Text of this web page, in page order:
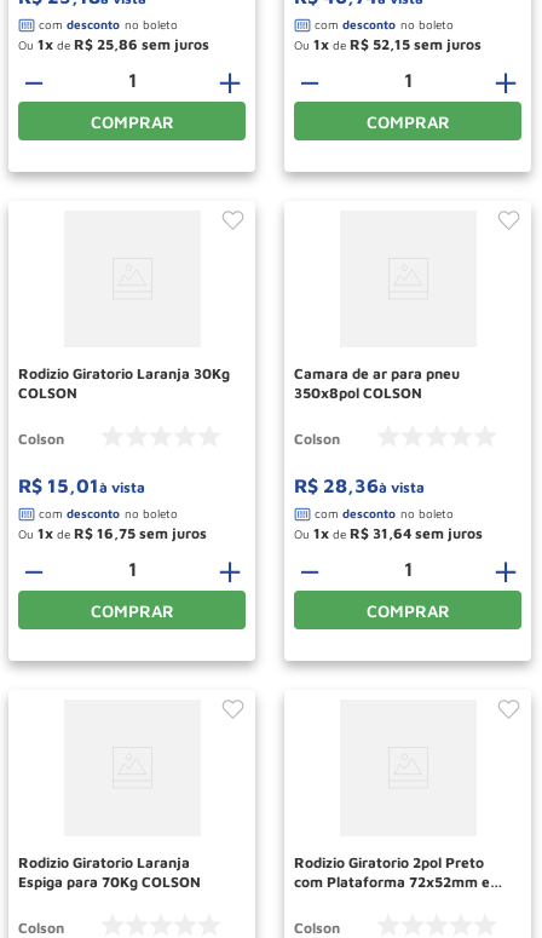
Ou 1 de R$ 25 86
＋
－
COMPRAR
Ou 1 de R$ 52 15
＋
－
COMPRAR
Rodizio Giratorio Laranja 30Kg
COLSON
Colson
R$ 15,01à vista
Ou 1 de R$ 16 75
＋
－
COMPRAR
Camara de ar para pneu
350x8pol COLSON
Colson
R$ 28,36à vista
Ou 1 de R$ 31 64
＋
－
COMPRAR
Rodizio Giratorio Laranja
Espiga para 70Kg COLSON
Colson
Rodizio Giratorio 2pol Preto
com Plataforma 72x52mm e
Colson